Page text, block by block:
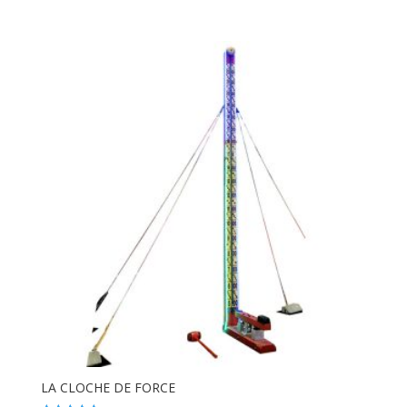
LA CLOCHE DE FORCE